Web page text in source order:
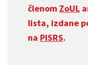
členom ZoUL
lista, izdane
na PISRS.